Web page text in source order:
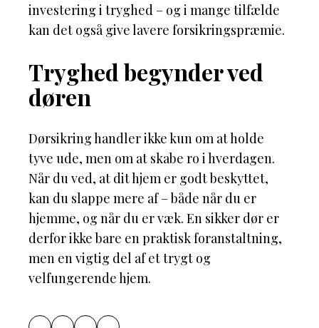
investering i tryghed – og i mange tilfælde
kan det også give lavere forsikringspræmie.
Tryghed begynder ved
døren
Dørsikring handler ikke kun om at holde
tyve ude, men om at skabe ro i hverdagen.
Når du ved, at dit hjem er godt beskyttet,
kan du slappe mere af – både når du er
hjemme, og når du er væk. En sikker dør er
derfor ikke bare en praktisk foranstaltning,
men en vigtig del af et trygt og
velfungerende hjem.